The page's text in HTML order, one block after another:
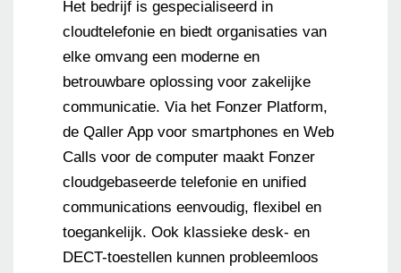
Het bedrijf is gespecialiseerd in
cloudtelefonie en biedt organisaties van
elke omvang een moderne en
betrouwbare oplossing voor zakelijke
communicatie. Via het Fonzer Platform,
de Qaller App voor smartphones en Web
Calls voor de computer maakt Fonzer
cloudgebaseerde telefonie en unified
communications eenvoudig, flexibel en
toegankelijk. Ook klassieke desk- en
DECT-toestellen kunnen probleemloos